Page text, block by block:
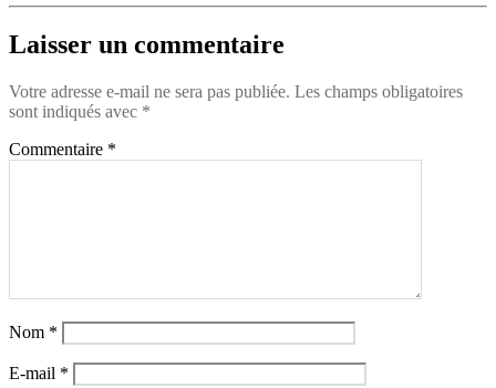
Laisser un commentaire
Votre adresse e-mail ne sera pas publiée. Les champs obligatoires
sont indiqués avec *
Commentaire *
Nom *
E-mail *